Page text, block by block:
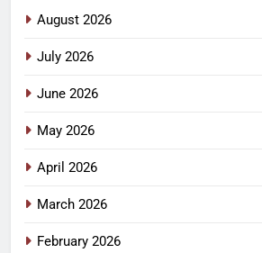
August 2026
July 2026
June 2026
May 2026
April 2026
March 2026
February 2026